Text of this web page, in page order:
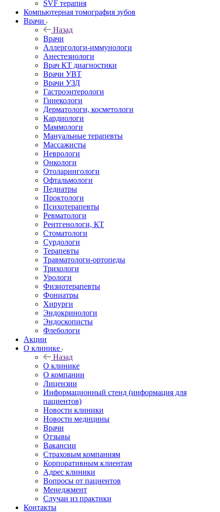
SVF терапия
Компьютерная томография зубов
Врачи
Назад
Врачи
Аллергологи-иммунологи
Анестезиологи
Врач КТ диагностики
Врачи УВТ
Врачи УЗД
Гастроэнтерологи
Гинекологи
Дерматологи, косметологи
Кардиологи
Маммологи
Мануальные терапевты
Массажисты
Неврологи
Онкологи
Отоларингологи
Офтальмологи
Педиатры
Проктологи
Психотерапевты
Ревматологи
Рентгенологи, КТ
Стоматологи
Сурдологи
Терапевты
Травматологи-ортопеды
Трихологи
Урологи
Физиотерапевты
Фониатры
Хирурги
Эндокринологи
Эндоскописты
Флебологи
Акции
О клинике
Назад
О клинике
О компании
Лицензии
Информационный стенд (информация для
пациентов)
Новости клиники
Новости медицины
Врачи
Отзывы
Вакансии
Страховым компаниям
Корпоративным клиентам
Адрес клиники
Вопросы от пациентов
Менеджмент
Случаи из практики
Контакты